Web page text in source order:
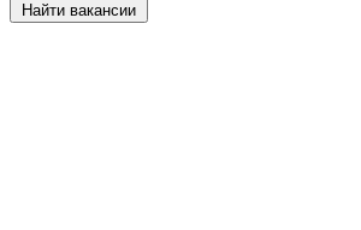
Найти вакансии